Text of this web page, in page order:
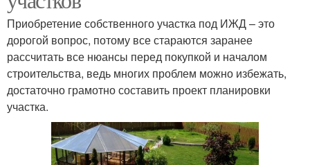
Приобретение собственного участка под ИЖД – это
дорогой вопрос, потому все стараются заранее
рассчитать все нюансы перед покупкой и началом
строительства, ведь многих проблем можно избежать,
достаточно грамотно составить проект планировки
участка.